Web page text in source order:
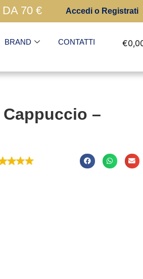
70 € Accedi o Registrati
BRAND CONTATTI €
–